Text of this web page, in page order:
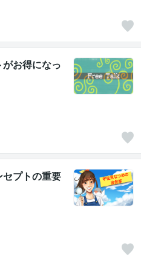
お得になっ
プトの重要